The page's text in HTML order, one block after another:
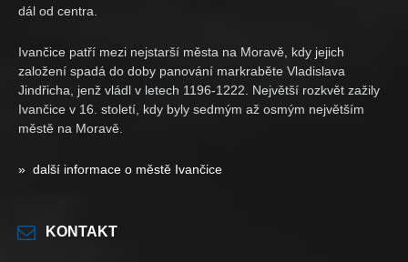
dál od centra.
Ivančice patří mezi nejstarší města na Moravě, kdy jejich
založení spadá do doby panování markraběte Vladislava
Jindřicha, jenž vládl v letech 1196-1222. Největší rozkvět zažily
Ivančice v 16. století, kdy byly sedmým až osmým největším
městě na Moravě.
» další informace o městě Ivančice
KONTAKT